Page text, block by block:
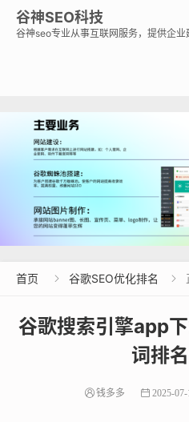
谷神SEO科技
谷神seo专业从事互联网服务，提供企
首页  谷歌SEO优化排名 
谷歌搜索引擎app
词排
钱多多 2025-